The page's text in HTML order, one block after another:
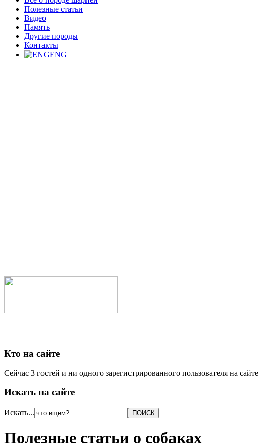
Полезные статьи
Видео
Память
Другие породы
Контакты
ENG
Кто на сайте
Сейчас 3 гостей и ни одного зарегистрированного пользователя на сайте
Искать на сайте
Искать...
Полезные статьи о собаках